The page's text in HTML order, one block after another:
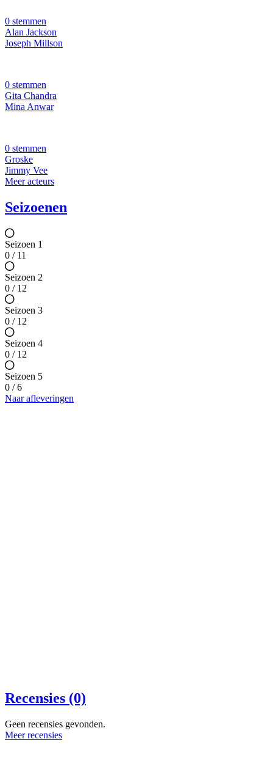
0 stemmen
Alan Jackson
Joseph Millson
0 stemmen
Gita Chandra
Mina Anwar
0 stemmen
Groske
Jimmy Vee
Meer acteurs
Seizoenen
Seizoen 1
0 / 11
Seizoen 2
0 / 12
Seizoen 3
0 / 12
Seizoen 4
0 / 12
Seizoen 5
0 / 6
Naar afleveringen
Recensies (0)
Geen recensies gevonden.
Meer recensies